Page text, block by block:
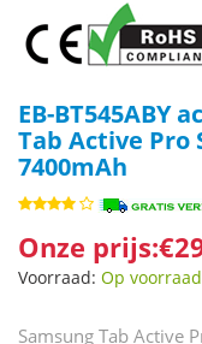
EB-BT545ABY
Tab Active Pro
7400mAh
Onze
Voorraad: Op
Samsung Tab Active